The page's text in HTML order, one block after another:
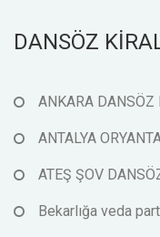
DANSÖZ
ANKARA DANSÖZ
ANTALYA
ATEŞ ŞOV
Bekarlığa veda